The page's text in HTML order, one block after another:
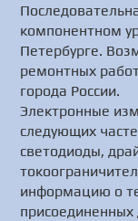
компонентном
Петербурге.
ремонтных
города России.
Электронные
следующих
светодиоды,
информацию о
присоединенных